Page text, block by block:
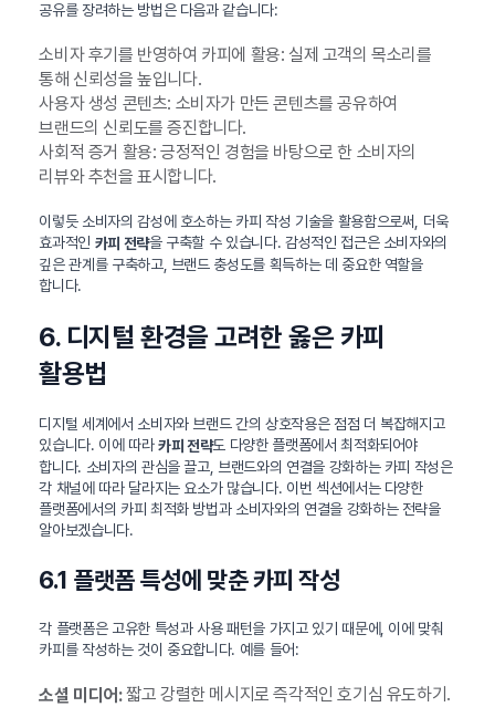
공유를 장려하는 방법은 다음과 같습니다:
소비자 후기를 반영하여 카피에 활용: 실제 고객의 목소리를
통해 신뢰성을 높입니다.
사용자 생성 콘텐츠: 소비자가 만든 콘텐츠를 공유하여
브랜드의 신뢰도를 증진합니다.
사회적 증거 활용: 긍정적인 경험을 바탕으로 한 소비자의
리뷰와 추천을 표시합니다.
이렇듯 소비자의 감성에 호소하는 카피 작성 기술을 활용함으로써, 더욱
효과적인 카피 전략을 구축할 수 있습니다. 감성적인 접근은 소비자와의
깊은 관계를 구축하고, 브랜드 충성도를 획득하는 데 중요한 역할을
합니다.
6. 디지털 환경을 고려한 옳은 카피
활용법
디지털 세계에서 소비자와 브랜드 간의 상호작용은 점점 더 복잡해지고
있습니다. 이에 따라카피 전략도 다양한 플랫폼에서 최적화되어야
합니다. 소비자의 관심을 끌고, 브랜드와의 연결을 강화하는 카피 작성은
각 채널에 따라 달라지는 요소가 많습니다. 이번 섹션에서는 다양한
플랫폼에서의 카피 최적화 방법과 소비자와의 연결을 강화하는 전략을
알아보겠습니다.
6.1 플랫폼 특성에 맞춘 카피 작성
각 플랫폼은 고유한 특성과 사용 패턴을 가지고 있기 때문에, 이에 맞춰
카피를 작성하는 것이 중요합니다. 예를 들어:
소셜 미디어:짧고 강렬한 메시지로 즉각적인 호기심 유도하기.